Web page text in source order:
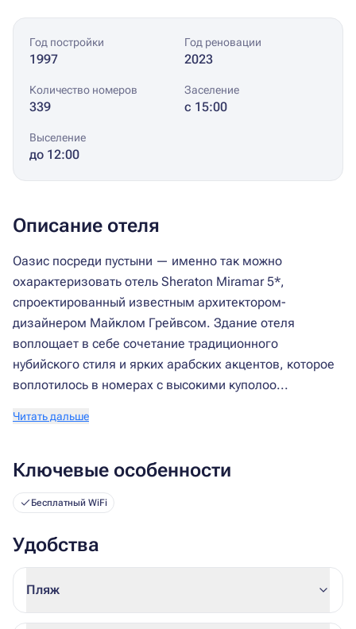
Год постройки
1997
Год реновации
2023
Количество номеров
339
Заселение
с 15:00
Выселение
до 12:00
Описание отеля
Оазис посреди пустыни — именно так можно
охарактеризовать отель Sheraton Miramar 5*,
спроектированный известным архитектором-
дизайнером Майклом Грейвсом. Здание отеля
воплощает в себе сочетание традиционного
нубийского стиля и ярких арабских акцентов, которое
воплотилось в номерах с высокими куполоо...
Читать дальше
Ключевые особенности
Бесплатный WiFi
Удобства
Пляж